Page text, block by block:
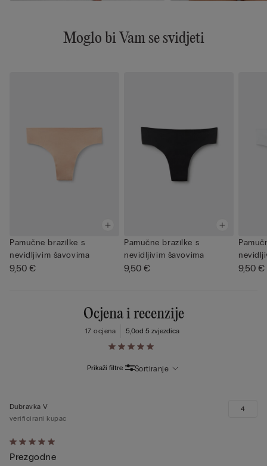
Moglo bi Vam se svidjeti
Pamučne brazilke s
nevidljivim šavovima
9,50 €
Pamučne brazilke s
nevidljivim šavovima
9,50 € 9,50 €
Ocjena i recenzije
5,0od 5 zvjezdica
17 ocjena
Sortiranje
Prikaži filtre
Dali
ste
Dubravka V
verificirani kupac
Prezgodne
4